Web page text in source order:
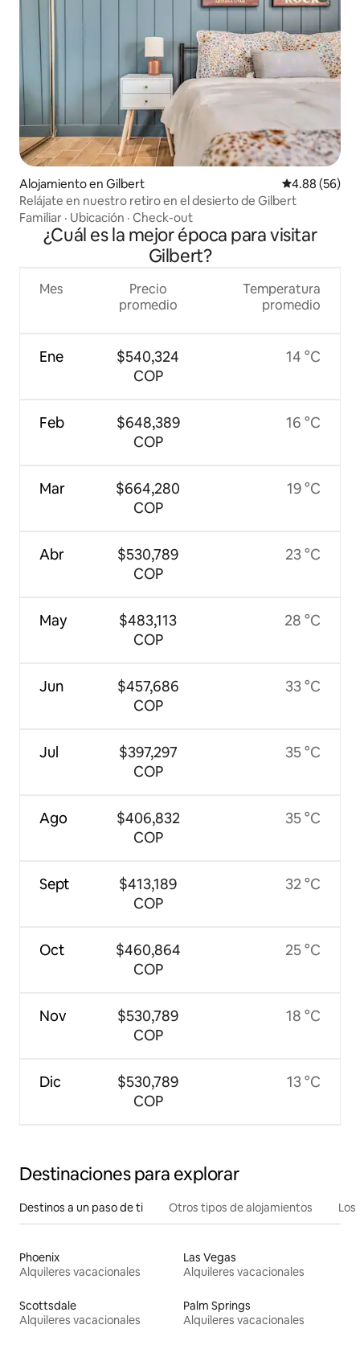
Alojamiento en Gilbert Calificación
4.88 (56)
Relájate en nuestro retiro en el desierto de Gilbert
Familiar · Ubicación · Check-out
¿Cuál es la mejor época para visitar
Gilbert?
Mes
Ene
Feb
Mar
Abr
May
Jun
Jul
Ago
Sept
Oct
Nov
Dic
Precio
promedio
$540,324
COP
$648,389
COP
$664,280
COP
$530,789
COP
$483,113
COP
$457,686
COP
$397,297
COP
$406,832
COP
$413,189
COP
$460,864
COP
$530,789
COP
$530,789
COP
Temperatura
promedio
14 °C
16 °C
19 °C
23 °C
28 °C
33 °C
35 °C
35 °C
32 °C
25 °C
18 °C
13 °C
Destinaciones para explorar
Destinos a un paso de ti Otros tipos de alojamientos
Phoenix
Alquileres vacacionales
Las Vegas
Alquileres vacacionales
Scottsdale
Alquileres vacacionales
Palm Springs
Alquileres vacacionales